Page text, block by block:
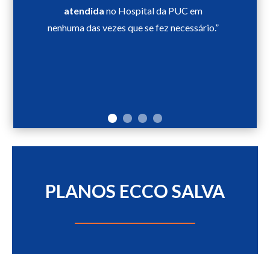
atendida no Hospital da PUC em
nenhuma das vezes que se fez necessário.”
PLANOS ECCO SALVA